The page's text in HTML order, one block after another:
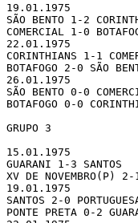
19.01.1975
SÃO BENTO 1-2
COMERCIAL 1-0
22.01.1975
CORINTHIANS 1-1
BOTAFOGO 2-0 SÃO
26.01.1975
SÃO BENTO 0-0
BOTAFOGO 0-0
GRUPO 3
15.01.1975
GUARANI 1-3 SANTOS
XV DE NOVEMBRO(P) 2-
19.01.1975
SANTOS 2-0
PONTE PRETA 0-2